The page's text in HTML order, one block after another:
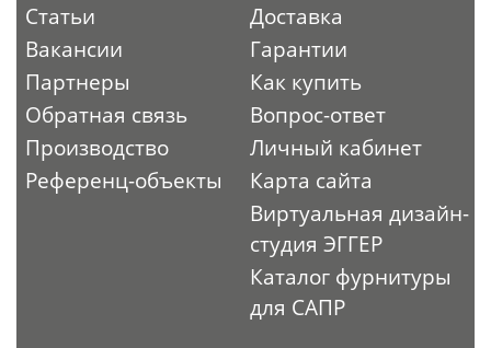
Статьи
Вакансии
Партнеры
Обратная связь
Производство
Референц-объекты
Доставка
Гарантии
Как купить
Вопрос-ответ
Личный кабинет
Карта сайта
Виртуальная дизайн-
студия ЭГГЕР
Каталог фурнитуры
для САПР